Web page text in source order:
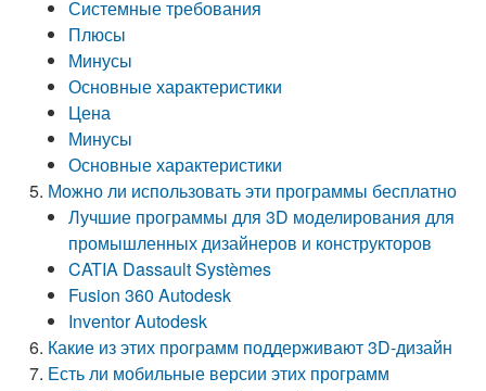
Системные требования
Плюсы
Минусы
Основные характеристики
Цена
Минусы
Основные характеристики
Можно ли использовать эти программы бесплатно
Лучшие программы для 3D моделирования для
промышленных дизайнеров и конструкторов
CATIA Dassault Systèmes
Fusion 360 Autodesk
Inventor Autodesk
Какие из этих программ поддерживают 3D-дизайн
Есть ли мобильные версии этих программ